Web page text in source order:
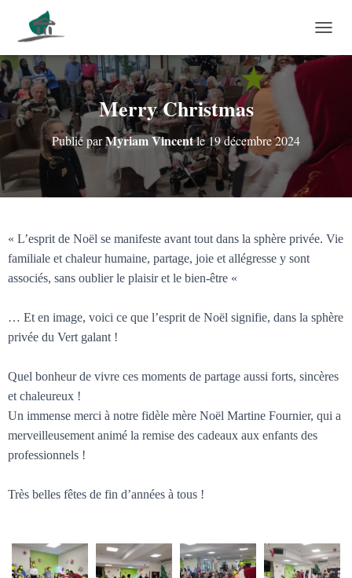
Merry Christmas
Publié parMyriam Vincentle19 décembre 2024
« L’esprit de Noël se manifeste avant tout dans la sphère privée. Vie
familiale et chaleur humaine, partage, joie et allégresse y sont
associés, sans oublier le plaisir et le bien-être «
… Et en image, voici ce que l’esprit de Noël signifie, dans la sphère
privée du Vert galant !
Quel bonheur de vivre ces moments de partage aussi forts, sincères
et chaleureux !
Un immense merci à notre fidèle mère Noël Martine Fournier, qui a
merveilleusement animé la remise des cadeaux aux enfants des
professionnels !
Très belles fêtes de fin d’années à tous !